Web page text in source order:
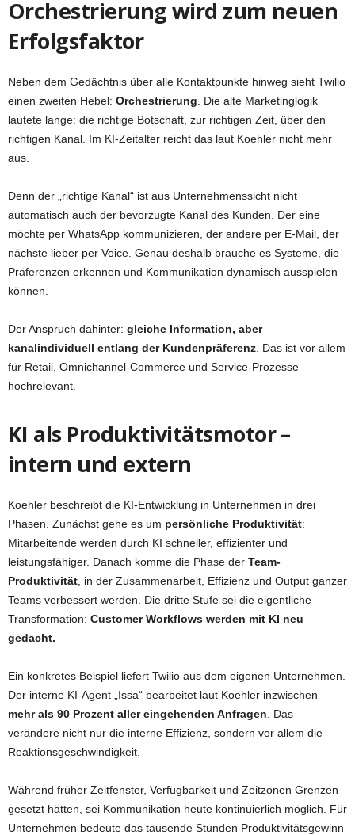
Orchestrierung wird zum neuen
Erfolgsfaktor
Neben dem Gedächtnis über alle Kontaktpunkte hinweg sieht Twilio
einen zweiten Hebel: Orchestrierung . Die alte Marketinglogik
lautete lange: die richtige Botschaft, zur richtigen Zeit, über den
richtigen Kanal. Im KI-Zeitalter reicht das laut Koehler nicht mehr
aus.
Denn der „richtige Kanal“ ist aus Unternehmenssicht nicht
automatisch auch der bevorzugte Kanal des Kunden. Der eine
möchte per WhatsApp kommunizieren, der andere per E-Mail, der
nächste lieber per Voice. Genau deshalb brauche es Systeme, die
Präferenzen erkennen und Kommunikation dynamisch ausspielen
können.
Der Anspruch dahinter: gleiche Information, aber
kanalindividuell entlang der Kundenpräferenz . Das ist vor allem
für Retail, Omnichannel-Commerce und Service-Prozesse
hochrelevant.
KI als Produktivitätsmotor –
intern und extern
Koehler beschreibt die KI-Entwicklung in Unternehmen in drei
Phasen. Zunächst gehe es um persönliche Produktivität:
Mitarbeitende werden durch KI schneller, effizienter und
leistungsfähiger. Danach komme die Phase der Team-
Produktivität , in der Zusammenarbeit, Effizienz und Output ganzer
Teams verbessert werden. Die dritte Stufe sei die eigentliche
Transformation: Customer Workflows werden mit KI neu
gedacht.
Ein konkretes Beispiel liefert Twilio aus dem eigenen Unternehmen.
Der interne KI-Agent „Issa“ bearbeitet laut Koehler inzwischen
mehr als 90 Prozent aller eingehenden Anfragen . Das
verändere nicht nur die interne Effizienz, sondern vor allem die
Reaktionsgeschwindigkeit.
Während früher Zeitfenster, Verfügbarkeit und Zeitzonen Grenzen
gesetzt hätten, sei Kommunikation heute kontinuierlich möglich. Für
Unternehmen bedeute das tausende Stunden Produktivitätsgewinn